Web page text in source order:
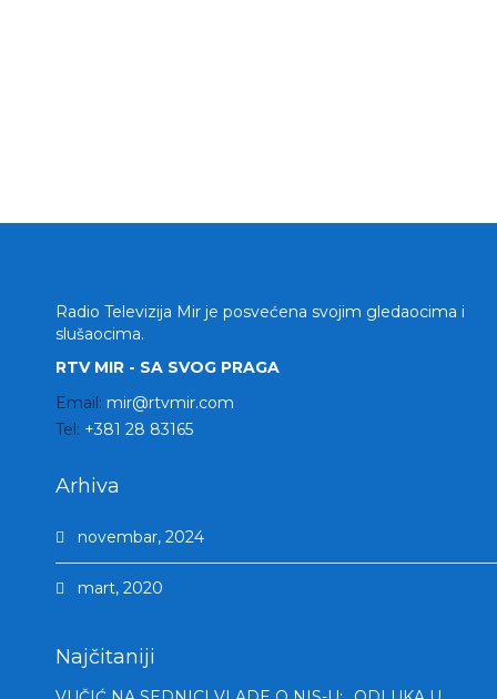
Radio Televizija Mir je posvećena svojim gledaocima i
slušaocima.
RTV MIR - SA SVOG PRAGA
Email: mir@rtvmir.com
Tel: +381 28 83165
Arhiva
novembar, 2024
mart, 2020
Najčitaniji